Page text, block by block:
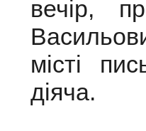
вечір,
місті
діяча.